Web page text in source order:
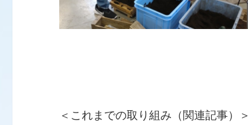
＜これまでの取り組み（関連記事）＞